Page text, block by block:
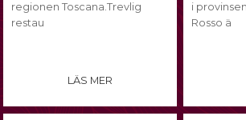
regionen Toscana.Trevlig
restau
LÄS MER
i
Rosso ä